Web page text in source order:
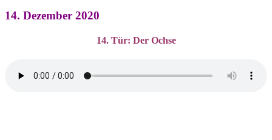
14. Dezember 2020
14. Tür: Der Ochse